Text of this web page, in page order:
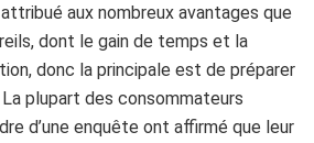
aux nombreux avantages que
dont le gain de temps et la
donc la principale est de préparer
plupart des consommateurs
d’une enquête ont affirmé que leur